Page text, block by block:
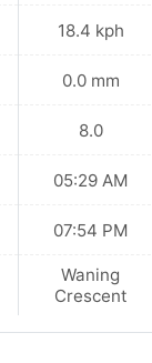
18.4 kph
0.0 mm
8.0
05:29 AM
07:54 PM
Waning
Crescent